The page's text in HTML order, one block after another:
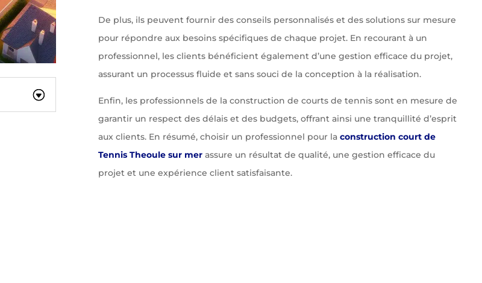
De plus, ils peuvent fournir des conseils personnalisés et des solutions sur mesure
pour répondre aux besoins spécifiques de chaque projet. En recourant à un
professionnel, les clients bénéficient également d’une gestion efficace du projet,
assurant un processus fluide et sans souci de la conception à la réalisation.
Enfin, les professionnels de la construction de courts de tennis sont en mesure de
garantir un respect des délais et des budgets, offrant ainsi une tranquillité d’esprit
aux clients. En résumé, choisir un professionnel pour laconstruction court de
Tennis Theoule sur mer assure un résultat de qualité, une gestion efficace du
projet et une expérience client satisfaisante.